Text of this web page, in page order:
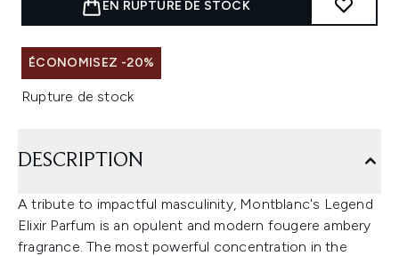
EN RUPTURE DE STOCK
ÉCONOMISEZ -20%
Rupture de stock
DESCRIPTION
A tribute to impactful masculinity, Montblanc's Legend
Elixir Parfum is an opulent and modern fougere ambery
fragrance. The most powerful concentration in the